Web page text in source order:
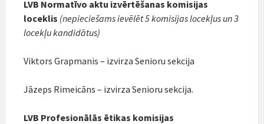
LVB Normatīvo aktu izvērtēšanas komisijas
loceklis (nepieciešams ievēlēt 5 komisijas locekļus un 3
locekļu kandidātus)
Viktors Grapmanis – izvirza Senioru sekcija
Jāzeps Rimeicāns – izvirza Senioru sekcija.
LVB Profesionālās ētikas komisijas